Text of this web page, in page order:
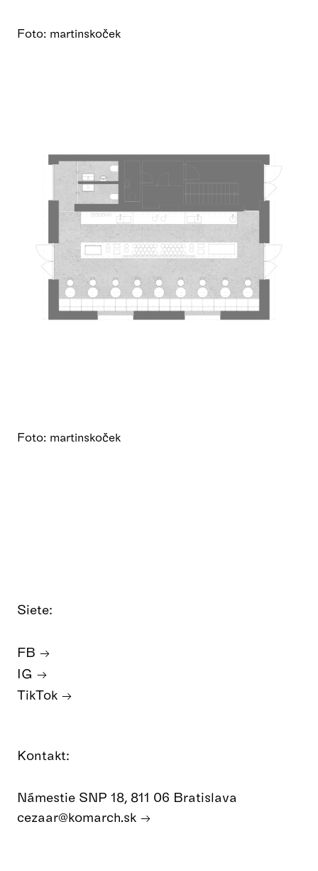
Foto: martinskoček
Foto: martinskoček
Kontakt:
Námestie SNP 18, 811 06 Bratislava
cezaar@komarch.sk
Siete:
FB
IG
TikTok